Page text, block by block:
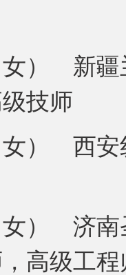
女） 新疆
技师
女） 西安
女） 济南
高级工程